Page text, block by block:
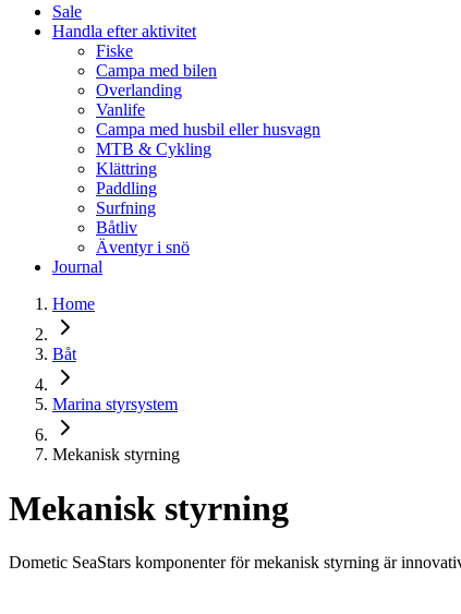
Sale
Handla efter aktivitet
Fiske
Campa med bilen
Overlanding
Vanlife
Campa med husbil eller husvagn
MTB & Cykling
Klättring
Paddling
Surfning
Båtliv
Äventyr i snö
Journal
Home
Båt
Marina styrsystem
Mekanisk styrning
Mekanisk styrning
Dometic SeaStars komponenter för mekanisk styrning är